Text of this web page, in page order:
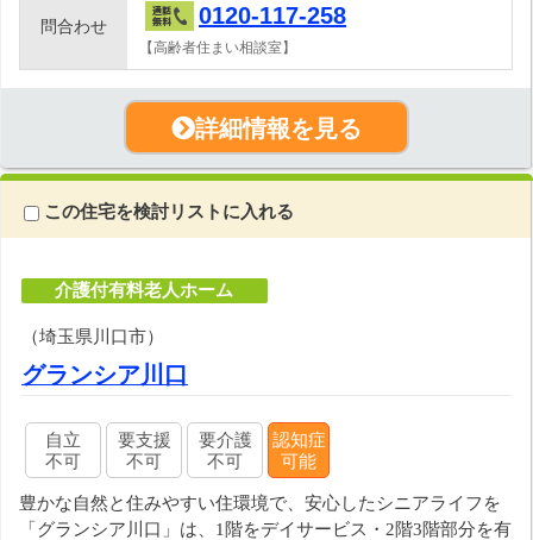
問合わせ 0120-117-258
【高齢者住まい相談室】
詳細情報を見る
この住宅を検討リストに入れる
介護付有料老人ホーム
（埼玉県川口市）
グランシア川口
自立
不可
要支援
不可
要介護
不可
認知症
可能
豊かな自然と住みやすい住環境で、安心したシニアライフを
「グランシア川口」は、1階をデイサービス・2階3階部分を有